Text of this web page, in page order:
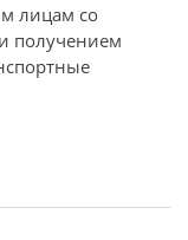
лицам со
получением